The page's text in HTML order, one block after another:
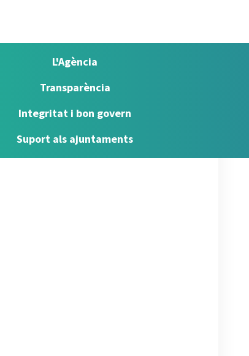
L'Agència
Transparència
Integritat i bon govern
Suport als ajuntaments